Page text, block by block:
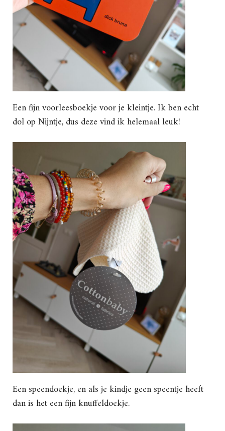
Een fijn voorleesboekje voor je kleintje. Ik ben echt
dol op Nijntje, dus deze vind ik helemaal leuk!
Een speendoekje, en als je kindje geen speentje heeft
dan is het een fijn knuffeldoekje.